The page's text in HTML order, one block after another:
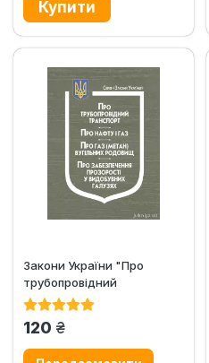
Закони України "Про
трубопровідний
транспорт", "Про нафту...
120 грн.